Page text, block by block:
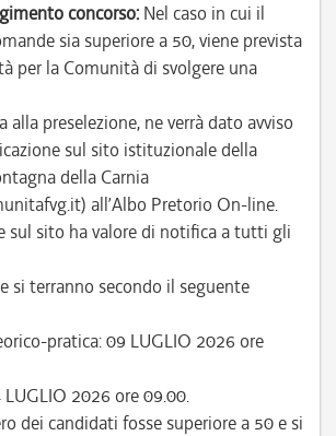
concorso: Nel caso in cui il
sia superiore a 50, viene prevista
per la Comunità di svolgere una
alla preselezione, ne verrà dato avviso
sul sito istituzionale della
della Carnia
all’Albo Pretorio On-line.
sul sito ha valore di notifica a tutti gli
si terranno secondo il seguente
pratica: 09 LUGLIO 2026 ore
LUGLIO 2026 ore 09.00.
dei candidati fosse superiore a 50 e si